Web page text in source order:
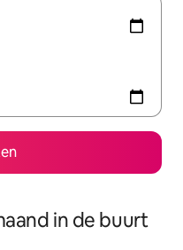
in de buurt